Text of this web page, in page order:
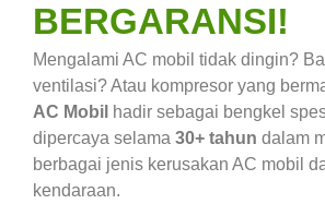
BERGARANSI!
Mengalami AC mobil tidak dingin?
ventilasi? Atau kompresor yang
AC Mobil hadir sebagai bengkel
dipercaya selama 30+ tahun dalam
berbagai jenis kerusakan AC mobil
kendaraan.